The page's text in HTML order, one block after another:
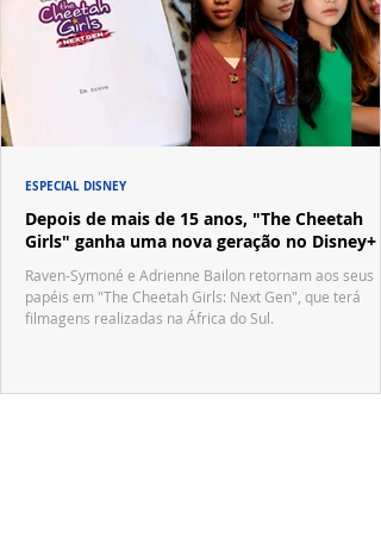
Depois de mais de 15 anos, "The Cheetah
Girls" ganha uma nova geração no Disney+
Raven-Symoné e Adrienne Bailon retornam aos seus
papéis em "The Cheetah Girls: Next Gen", que terá
filmagens realizadas na África do Sul.
ESPECIAL DISNEY